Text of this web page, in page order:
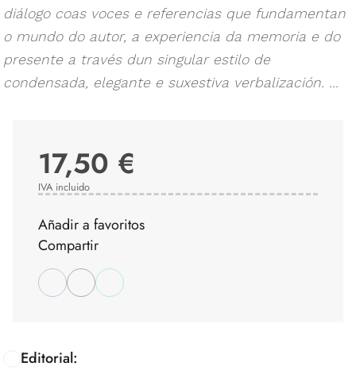
diálogo coas voces e referencias que fundamentan
o mundo do autor, a experiencia da memoria e do
presente a través dun singular estilo de
condensada, elegante e suxestiva verbalización. ...
Editorial:
17,50 €
IVA incluido
Añadir a favoritos
Compartir